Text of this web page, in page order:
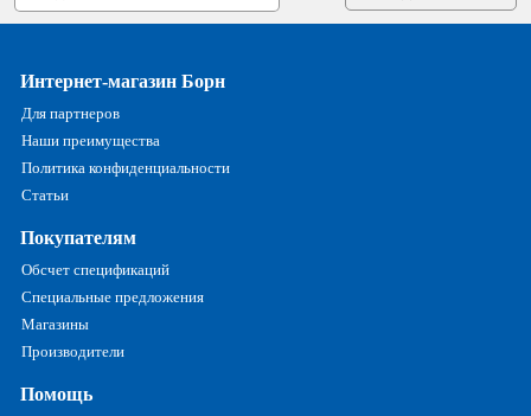
Интернет-магазин Борн
Для партнеров
Наши преимущества
Политика конфиденциальности
Статьи
Покупателям
Обсчет спецификаций
Специальные предложения
Магазины
Производители
Помощь